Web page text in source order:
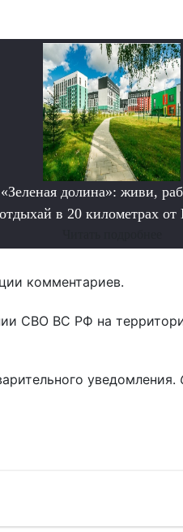
«Зеленая долина»: живи,
отдыхай в 20 километрах от
комментариев.
СВО ВС РФ на
уведомления.